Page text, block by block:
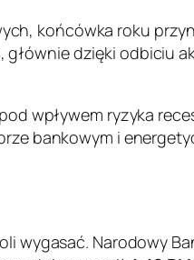
końcówka roku
, głównie dzięki odbiciu
wpływem ryzyka
bankowym i
wygasać. Narodowy